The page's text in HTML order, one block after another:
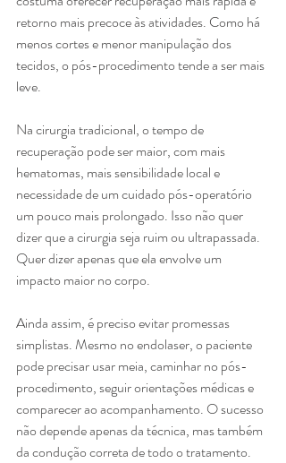
retorno mais precoce às atividades. Como há
menos cortes e menor manipulação dos
tecidos, o pós-procedimento tende a ser mais
leve.
Na cirurgia tradicional, o tempo de
recuperação pode ser maior, com mais
hematomas, mais sensibilidade local e
necessidade de um cuidado pós-operatório
um pouco mais prolongado. Isso não quer
dizer que a cirurgia seja ruim ou ultrapassada.
Quer dizer apenas que ela envolve um
impacto maior no corpo.
Ainda assim, é preciso evitar promessas
simplistas. Mesmo no endolaser, o paciente
pode precisar usar meia, caminhar no pós-
procedimento, seguir orientações médicas e
comparecer ao acompanhamento. O sucesso
não depende apenas da técnica, mas também
da condução correta de todo o tratamento.